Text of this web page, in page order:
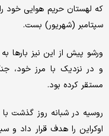
که لهستان حریم هوایی خود
سپتامبر (شهریور) بست.
ورشو پیش از این نیز بارها
و در نزدیک با مرز خود،
مستقر کرده بود.
اوکراین را هدف قرار داد و